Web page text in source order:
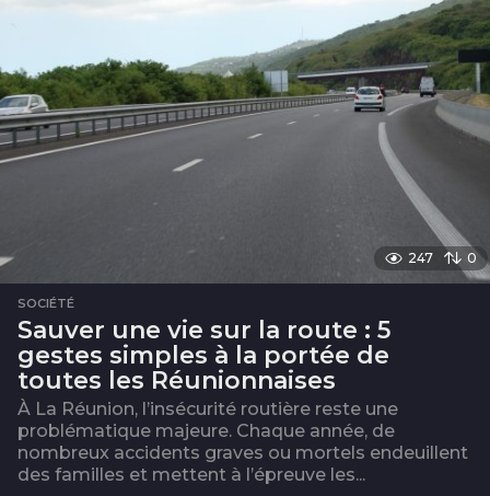
247 0
SOCIÉTÉ
Sauver une vie sur la route : 5
gestes simples à la portée de
toutes les Réunionnaises
À La Réunion, l’insécurité routière reste une
problématique majeure. Chaque année, de
nombreux accidents graves ou mortels endeuillent
des familles et mettent à l’épreuve les...